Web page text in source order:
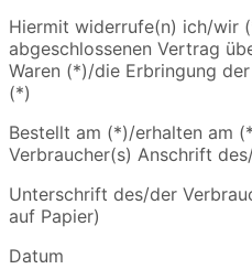
Hiermit widerrufe(n) ich/wir
abgeschlossenen Vertrag
Waren (*)/die Erbringung
(*)
Bestellt am (*)/erhalten am
Verbraucher(s) Anschrift
Unterschrift des/der
auf Papier)
Datum